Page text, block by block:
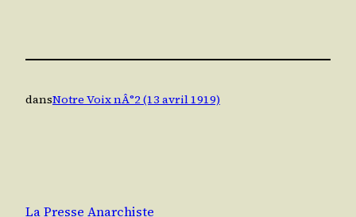
dansNotre Voix nÂ°2 (13 avril 1919)
La Presse Anarchiste